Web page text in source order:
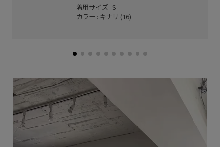
着用サイズ : S
カラー : キナリ (16)